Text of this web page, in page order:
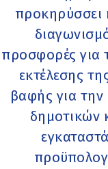
προκηρύσσει
προσφορές για
εκτέλεσης
βαφής για
δημοτικών